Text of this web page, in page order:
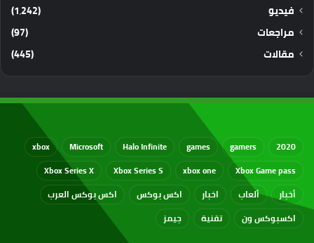
فيديو
(1٬242)
مراجعات
(97)
مقالات
(445)
2020
gamers
games
Halo Infinite
Microsoft
xbox
Xbox Game pass
xbox one
Xbox Series S
Xbox Series X
أخبار
ألعاب اخبار اكس بوكس
اكس بوكس العرب
اكسبوكس ون
تقنية جيمز